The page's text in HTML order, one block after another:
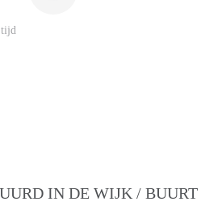
tijd
IN DE WIJK / BUURT